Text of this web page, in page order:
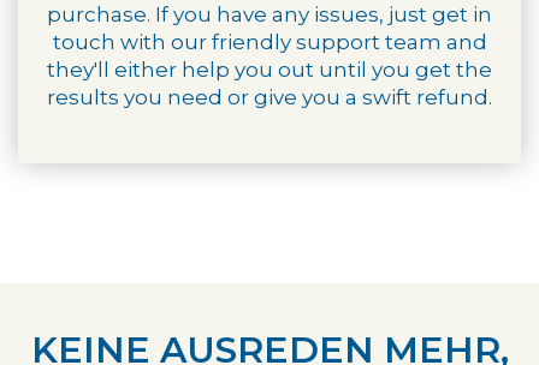
purchase. If you have any issues, just get in
touch with our friendly support team and
they'll either help you out until you get the
results you need or give you a swift refund.
KEINE AUSREDEN MEHR,